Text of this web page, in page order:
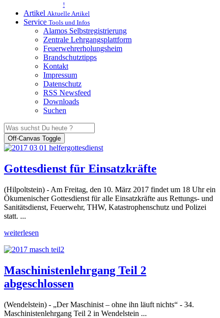
!
Artikel Aktuelle Artikel
Service Tools und Infos
Alamos Selbstregistrierung
Zentrale Lehrgangsplattform
Feuerwehrerholungsheim
Brandschutztipps
Kontakt
Impressum
Datenschutz
RSS Newsfeed
Downloads
Suchen
Off-Canvas Toggle
Gottesdienst für Einsatzkräfte
(Hilpoltstein) - Am Freitag, den 10. März 2017 findet um 18 Uhr ein
Ökumenischer Gottesdienst für alle Einsatzkräfte aus Rettungs- und
Sanitätsdienst, Feuerwehr, THW, Katastrophenschutz und Polizei
statt. ...
weiterlesen
Maschinistenlehrgang Teil 2
abgeschlossen
(Wendelstein) - „Der Maschinist – ohne ihn läuft nichts“ - 34.
Maschinistenlehrgang Teil 2 in Wendelstein ...